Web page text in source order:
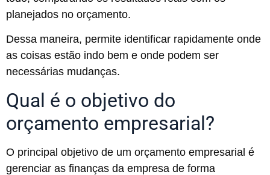
planejados no orçamento.
Dessa maneira, permite identificar rapidamente onde
as coisas estão indo bem e onde podem ser
necessárias mudanças.
Qual é o objetivo do
orçamento empresarial?
O principal objetivo de um orçamento empresarial é
gerenciar as finanças da empresa de forma